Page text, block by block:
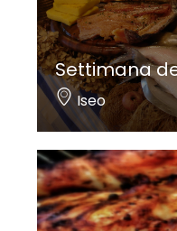
Settimana
Iseo